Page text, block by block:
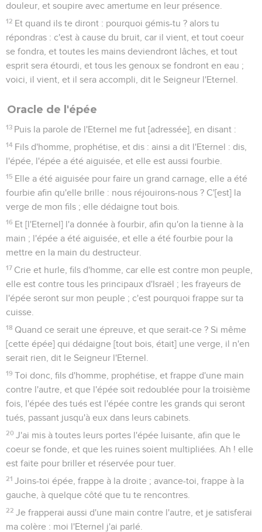
douleur, et soupire avec amertume en leur présence.
12 Et quand ils te diront : pourquoi gémis-tu ? alors tu
répondras : c'est à cause du bruit, car il vient, et tout coeur
se fondra, et toutes les mains deviendront lâches, et tout
esprit sera étourdi, et tous les genoux se fondront en eau ;
voici, il vient, et il sera accompli, dit le Seigneur l'Eternel.
Oracle de l'épée
13 Puis la parole de l'Eternel me fut [adressée], en disant :
14 Fils d'homme, prophétise, et dis : ainsi a dit l'Eternel : dis,
l'épée, l'épée a été aiguisée, et elle est aussi fourbie.
15 Elle a été aiguisée pour faire un grand carnage, elle a été
fourbie afin qu'elle brille : nous réjouirons-nous ? C'[est] la
verge de mon fils ; elle dédaigne tout bois.
16 Et [l'Eternel] l'a donnée à fourbir, afin qu'on la tienne à la
main ; l'épée a été aiguisée, et elle a été fourbie pour la
mettre en la main du destructeur.
17 Crie et hurle, fils d'homme, car elle est contre mon peuple,
elle est contre tous les principaux d'Israël ; les frayeurs de
l'épée seront sur mon peuple ; c'est pourquoi frappe sur ta
cuisse.
18 Quand ce serait une épreuve, et que serait-ce ? Si même
[cette épée] qui dédaigne [tout bois, était] une verge, il n'en
serait rien, dit le Seigneur l'Eternel.
19 Toi donc, fils d'homme, prophétise, et frappe d'une main
contre l'autre, et que l'épée soit redoublée pour la troisième
fois, l'épée des tués est l'épée contre les grands qui seront
tués, passant jusqu'à eux dans leurs cabinets.
20 J'ai mis à toutes leurs portes l'épée luisante, afin que le
coeur se fonde, et que les ruines soient multipliées. Ah ! elle
est faite pour briller et réservée pour tuer.
21 Joins-toi épée, frappe à la droite ; avance-toi, frappe à la
gauche, à quelque côté que tu te rencontres.
22 Je frapperai aussi d'une main contre l'autre, et je satisferai
ma colère : moi l'Eternel j'ai parlé.